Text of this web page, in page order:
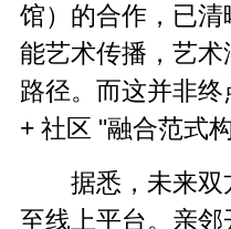
馆）的合作，已
能艺术传播，艺
路径。而这并非
+ 社区 "融合范式
据悉，未来
至线上平台。亲